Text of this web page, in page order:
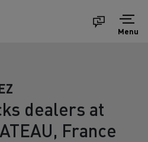
Menu
dealers at
France